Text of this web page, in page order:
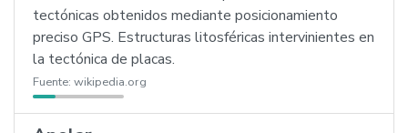
tectónicas obtenidos mediante posicionamiento
preciso GPS. Estructuras litosféricas intervinientes en
la tectónica de placas.
Fuente: wikipedia.org